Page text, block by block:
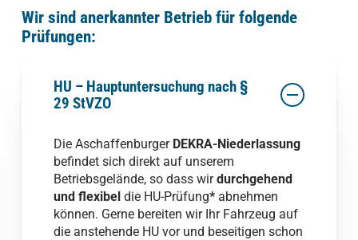
Wir sind anerkannter Betrieb für folgende
Prüfungen:
HU – Hauptuntersuchung nach §
29 StVZO
Die Aschaffenburger DEKRA-Niederlassung
befindet sich direkt auf unserem
Betriebsgelände, so dass wirdurchgehend
und flexibeldie HU-Prüfung*abnehmen
können. Gerne bereiten wir Ihr Fahrzeug auf
die anstehende HU vor und beseitigen schon